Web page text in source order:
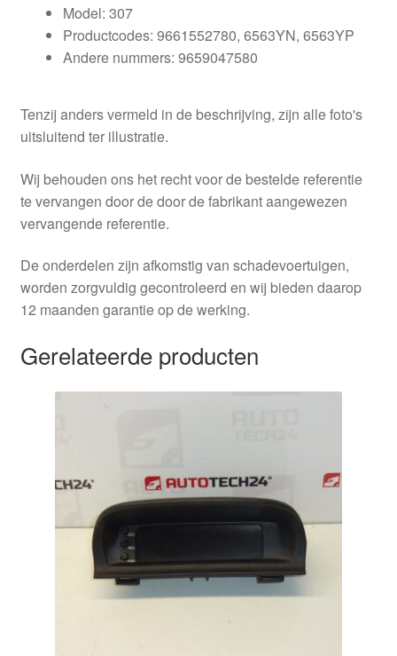
Model: 307
Productcodes: 9661552780, 6563YN, 6563YP
Andere nummers: 9659047580
Tenzij anders vermeld in de beschrijving, zijn alle foto's
uitsluitend ter illustratie.
Wij behouden ons het recht voor de bestelde referentie
te vervangen door de door de fabrikant aangewezen
vervangende referentie.
De onderdelen zijn afkomstig van schadevoertuigen,
worden zorgvuldig gecontroleerd en wij bieden daarop
12 maanden garantie op de werking.
Gerelateerde producten